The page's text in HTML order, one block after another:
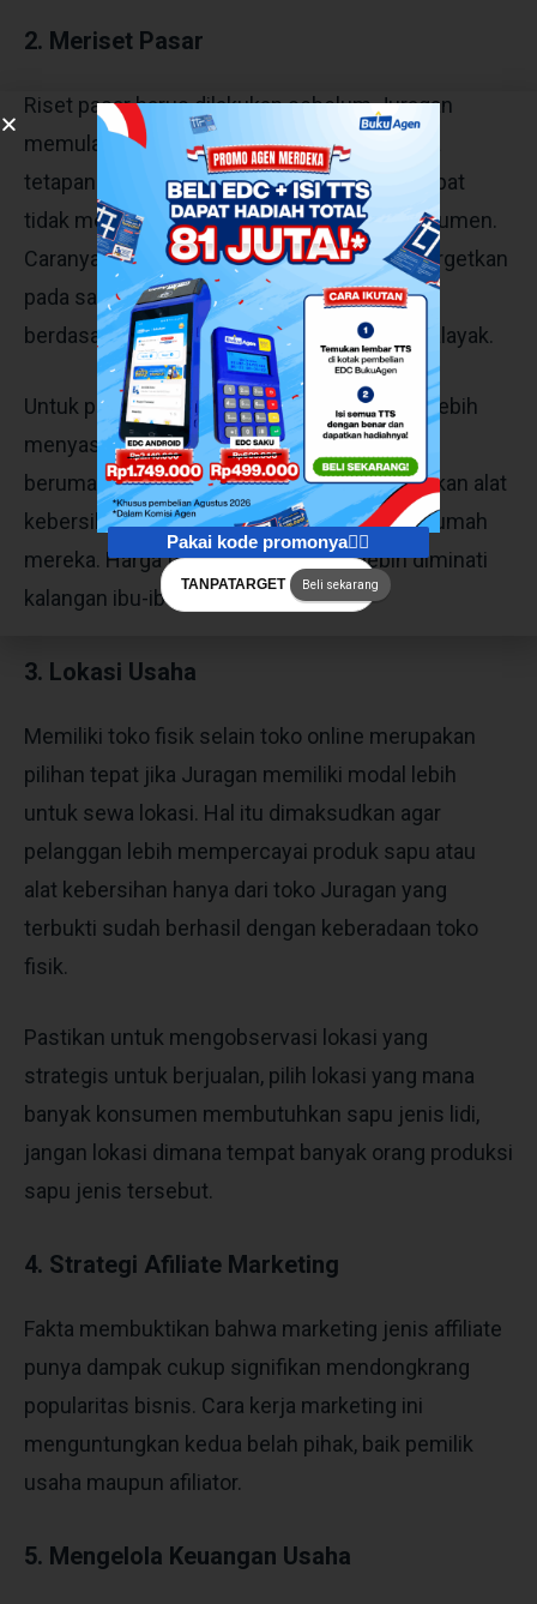
2. Meriset Pasar
Riset pasar harus dilakukan sebelum Juragan
memulai usaha, tujuannya agar bisnis punya
tetapan target dan minim risiko kerugian akibat
tidak mengenal pasar serta kebutuhan konsumen.
Caranya cukup mudah, Juragan dapat menargetkan
pada satu kalangan konsumen, missalkan
berdasarkan usia, gender atau kesukaan khalayak.
Untuk produk sapu korek atau lidi, tentunya lebih
menyasar pada kalangan wanita yang sudah
berumah tangga. Sebab mereka membutuhkan alat
kebersihan untuk membersihkan halaman rumah
mereka. Harga terjangkau pun akan lebih diminati
kalangan ibu-ibu.
3. Lokasi Usaha
Memiliki toko fisik selain toko online merupakan
pilihan tepat jika Juragan memiliki modal lebih
untuk sewa lokasi. Hal itu dimaksudkan agar
pelanggan lebih mempercayai produk sapu atau
alat kebersihan hanya dari toko Juragan yang
terbukti sudah berhasil dengan keberadaan toko
fisik.
Pastikan untuk mengobservasi lokasi yang
strategis untuk berjualan, pilih lokasi yang mana
banyak konsumen membutuhkan sapu jenis lidi,
jangan lokasi dimana tempat banyak orang produksi
sapu jenis tersebut.
4. Strategi Afiliate Marketing
Fakta membuktikan bahwa marketing jenis affiliate
punya dampak cukup signifikan mendongkrang
popularitas bisnis. Cara kerja marketing ini
menguntungkan kedua belah pihak, baik pemilik
usaha maupun afiliator.
5. Mengelola Keuangan Usaha
Pakai kode promonya👇🏻
TANPATARGET Beli sekarang